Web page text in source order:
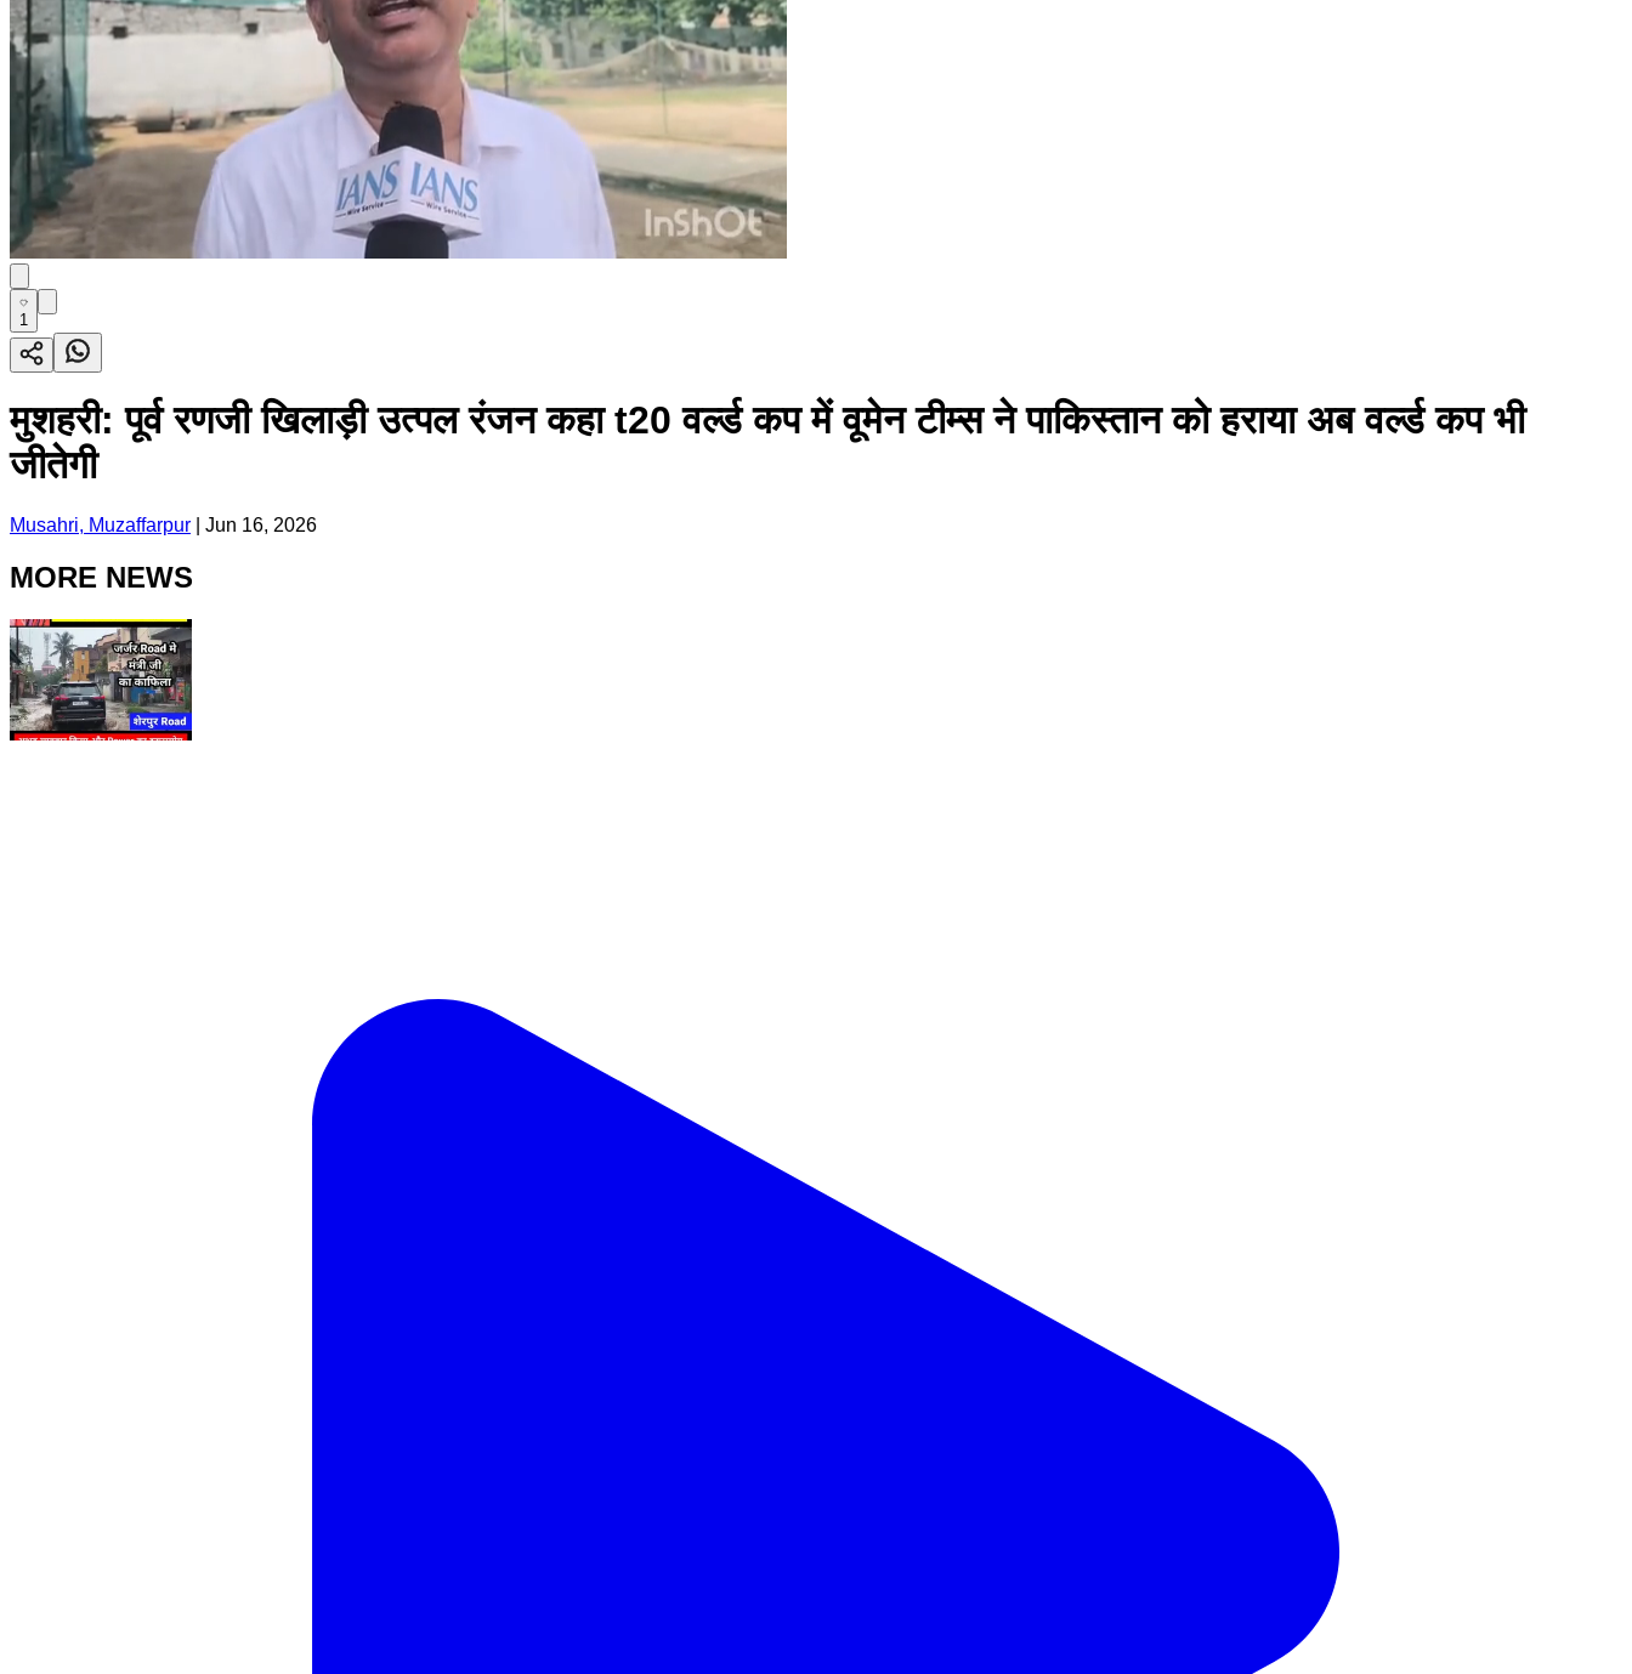
1
मुशहरी: पूर्व रणजी खिलाड़ी उत्पल रंजन कहा t20 वर्ल्ड कप में वूमेन टीम्स ने पाकिस्तान को हराया अब वर्ल्ड कप भी
जीतेगी
Musahri, Muzaffarpur Jun 16, 2026
MORE NEWS